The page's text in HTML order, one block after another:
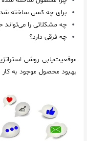
برای چه کسی ساخته
چه مشکلاتی را می‌تواند
چه فرقی دارد؟
موقعیت‌یابی روشی
بهبود محصول موجود به کار